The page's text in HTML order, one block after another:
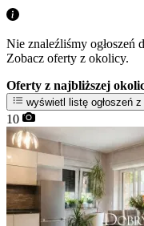
Nie znaleźliśmy ogłoszeń
Zobacz oferty z okolicy.
Oferty z najbliższej
wyświetl listę ogłoszeń
10